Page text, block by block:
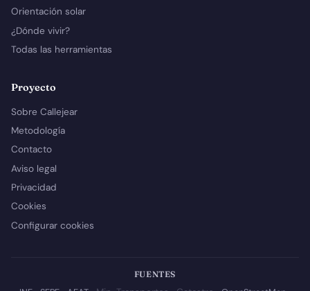
Orientación solar
¿Dónde vivir?
Todas las herramientas
Proyecto
Sobre Callejear
Metodología
Contacto
Aviso legal
Privacidad
Cookies
Configurar cookies
FUENTES